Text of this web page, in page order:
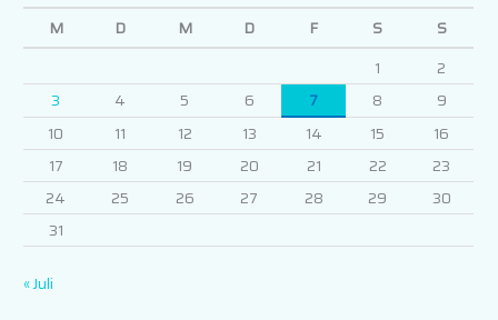
M
D M D F S
S
1
2
3
4 5 6 7 8
9
10
11 12 13 14 15
16
17
18 19 20 21 22
23
24
25 26 27 28 29
30
31
« Juli